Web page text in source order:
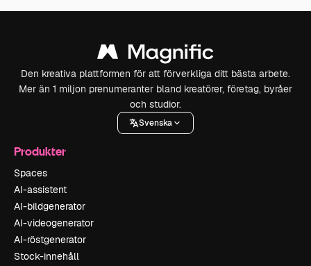
Den kreativa plattformen för att förverkliga ditt bästa arbete.
Mer än 1 miljon prenumeranter bland kreatörer, företag, byråer
och studior.
Svenska
Produkter
Spaces
AI-assistent
AI-bildgenerator
AI-videogenerator
AI-röstgenerator
Stock-innehåll